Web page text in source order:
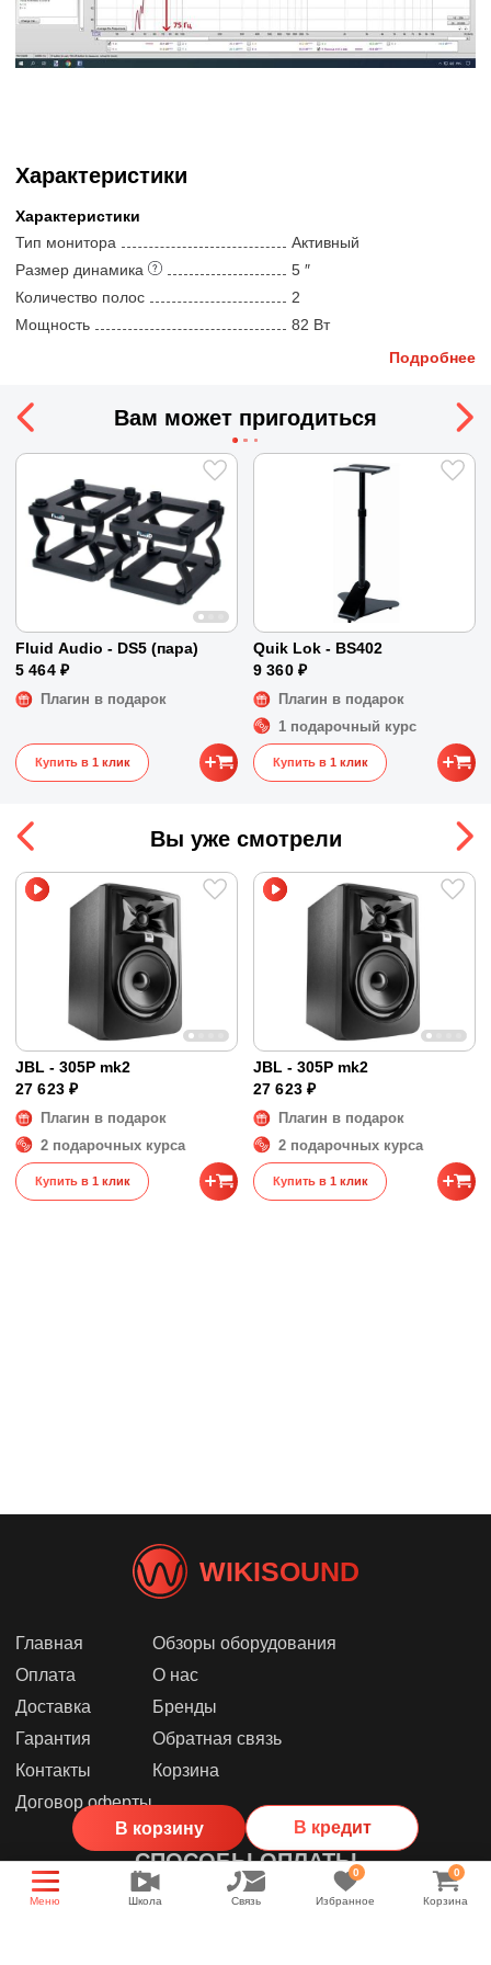
В корзину В кредит
Характеристики
Характеристики
Тип монитора
Активный
Размер динамика
5 ″
Количество полос
2
Мощность
82 Вт
Входы
XLR | TRS
Купольный
Диапазон воспроизводимых частот 49 - 24000 Гц
Размеры и вес
Размеры
Подробнее
Вам может пригодиться
Fluid Audio - DS5 (пара)
5 464 ₽
Плагин в подарок
Купить в 1 клик
Quik Lok - BS402
9 360 ₽
Плагин в подарок
1 подарочный курс
Купить в 1 клик
Вы уже смотрели
JBL - 305P mk2
27 623 ₽
Плагин в подарок
2 подарочных курса
Купить в 1 клик
JBL - 305P mk2
27 623 ₽
Плагин в подарок
2 подарочных курса
Купить в 1 клик
WIKISOUND
Главная
Оплата
Доставка
Гарантия
Контакты
Договор оферты
Обзоры оборудования
О нас
Бренды
Обратная связь
Корзина
СПОСОБЫ ОПЛАТЫ
Меню Школа Связь
0
Избранное
0
Корзина